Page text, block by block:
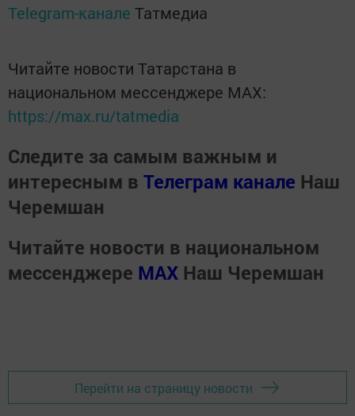
Telegram-канале Татмедиа
Читайте новости Татарстана в
национальном мессенджере MАХ:
https://max.ru/tatmedia
Следите за самым важным и
интересным в Телеграм канале Наш
Черемшан
Читайте новости в национальном
мессенджере MАХ Наш Черемшан
Перейти на страницу новости